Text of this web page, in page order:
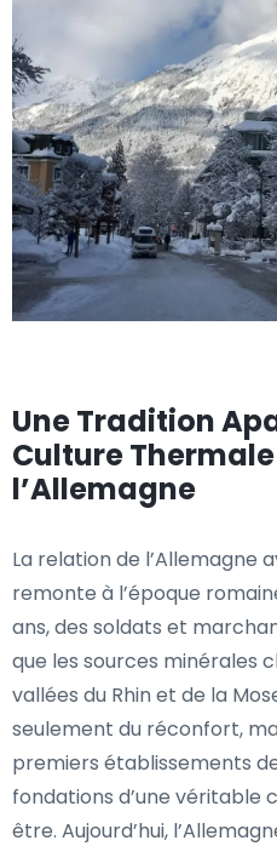
Une Tradition
Culture
l’Allemagne
La relation de l’Allemagne
remonte à l’époque
ans, des soldats et
que les sources minérales
vallées du Rhin et de la
seulement du réconfort,
premiers établissements
fondations d’une véritable
être. Aujourd’hui,